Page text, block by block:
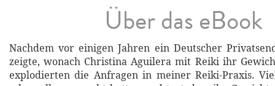
Über das eBook
Nachdem vor einigen Jahren ein Deutscher
zeigte, wonach Christina Aguilera mit Reiki ihr
explodierten die Anfragen in meiner Reiki-Praxis.